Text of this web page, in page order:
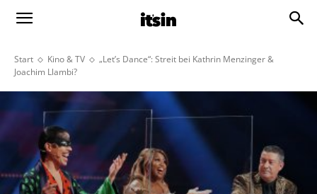
Start Kino & TV
„Let’s Dance“: Streit bei Kathrin Menzinger &
Joachim Llambi?